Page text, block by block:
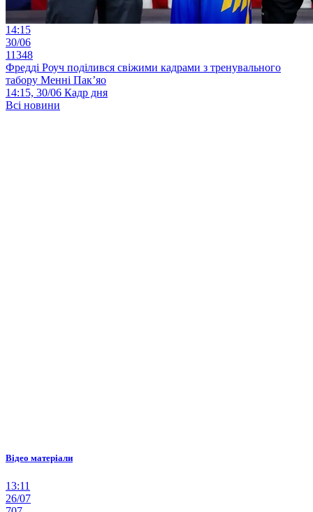
14:15
30/06
11348
Фредді Роуч поділився свіжими кадрами з тренувального
табору Менні Пак’яо
14:15, 30/06 Кадр дня
Всі новини
Відео матеріали
13:11
26/07